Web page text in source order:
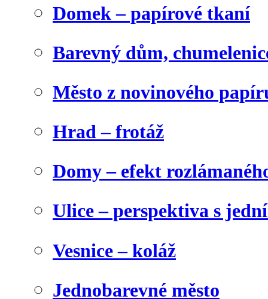
Domek – papírové tkaní
Barevný dům,
Město z novinového
Hrad – frotáž
Domy – efekt
Ulice – perspektiva s
Vesnice – koláž
Jednobarevné město